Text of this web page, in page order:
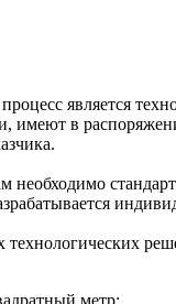
является
в
необходимо
метр;